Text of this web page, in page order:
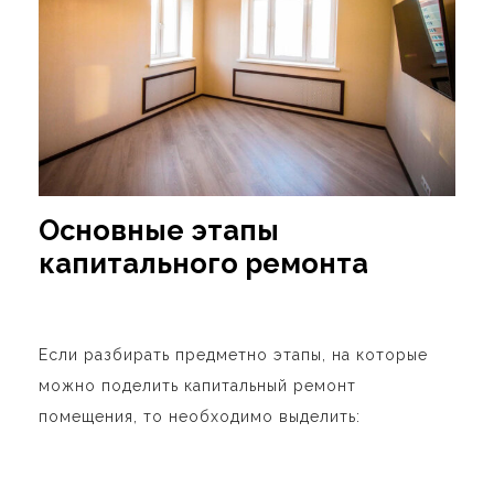
Основные этапы
капитального ремонта
Если разбирать предметно этапы, на которые
можно поделить капитальный ремонт
помещения, то необходимо выделить: